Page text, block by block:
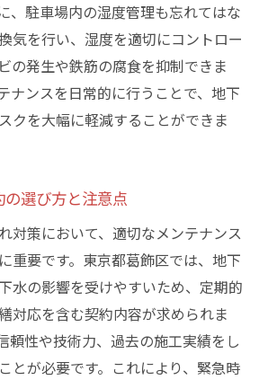
、駐車場内の湿度管理も忘れてはな
気を行い、湿度を適切にコントロー
の発生や鉄筋の腐食を抑制できま
ナンスを日常的に行うことで、地下
クを大幅に軽減することができま
選び方と注意点
対策において、適切なメンテナンス
重要です。東京都葛飾区では、地下
水の影響を受けやすいため、定期的
対応を含む契約内容が求められま
頼性や技術力、過去の施工実績をし
とが必要です。これにより、緊急時